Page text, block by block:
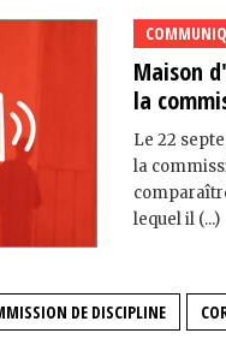
Maison
la
Le 22
la
lequel il (...)
DE DISCIPLINE